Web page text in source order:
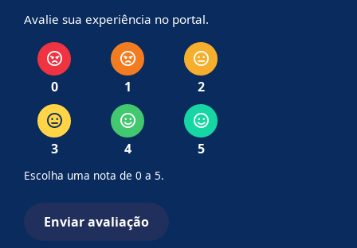
Avalie sua experiência no portal.
0 1 2
3 4 5
Escolha uma nota de 0 a 5.
Enviar avaliação